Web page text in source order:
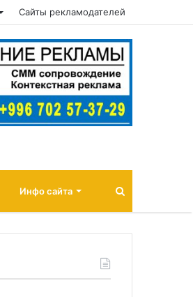
Сайты рекламодателей
Инфо сайта